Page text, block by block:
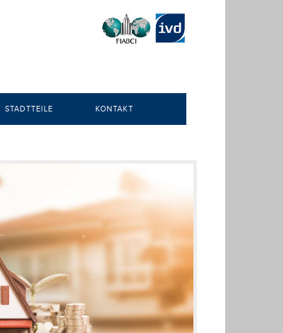
STADTTEILE
BILK
GERRESHEIM
HAFEN
KONTAKT